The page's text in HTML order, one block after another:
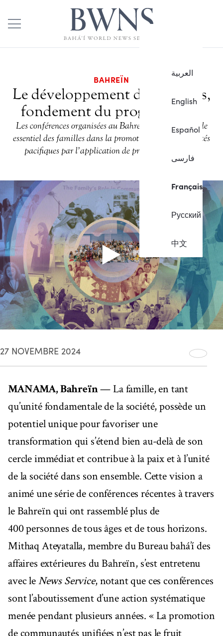
العربية
English
Español
فارسی
Français
Русский
中文
BAHREÏN
Le développement des familles,
fondement du progrès social
Les conférences organisées au Bahreïn soulignent le rôle
essentiel des familles dans la promotion de communautés
pacifiques par l’application de principes spirituels.
27 NOVEMBRE 2024
MANAMA, Bahreïn— La famille, en tant
qu’unité fondamentale de la société, possède un
potentiel unique pour favoriser une
transformation qui s’étend bien au-delà de son
cercle immédiat et contribue à la paix et à l’unité
de la société dans son ensemble. Cette vision a
animé une série de conférences récentes à travers
le Bahreïn qui ont rassemblé plus de
400 personnes de tous âges et de tous horizons.
Mithaq Ateyatalla, membre du Bureau bahá’í des
affaires extérieures du Bahreïn, s’est entretenu
avec leNews Service, notant que ces conférences
sont l’aboutissement d’une action systématique
menée pendant plusieurs années. « La promotion